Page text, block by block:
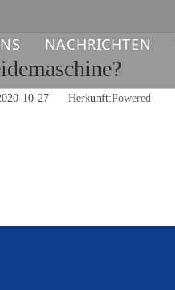
NACHRICHTEN
10-27 Herkunft:Powered